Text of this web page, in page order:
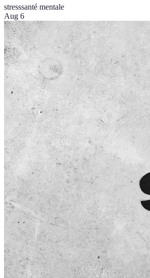
stresssanté mentale
Aug 6